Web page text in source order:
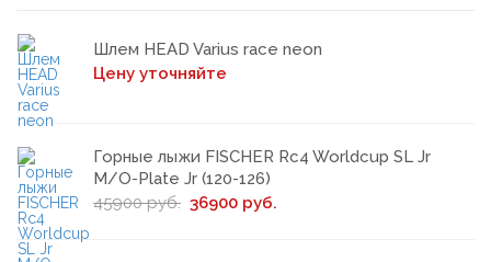
Шлем HEAD Varius race neon
Цену уточняйте
Горные лыжи FISCHER Rc4 Worldcup SL Jr
M/O-Plate Jr (120-126)
45900 руб. 36900 руб.